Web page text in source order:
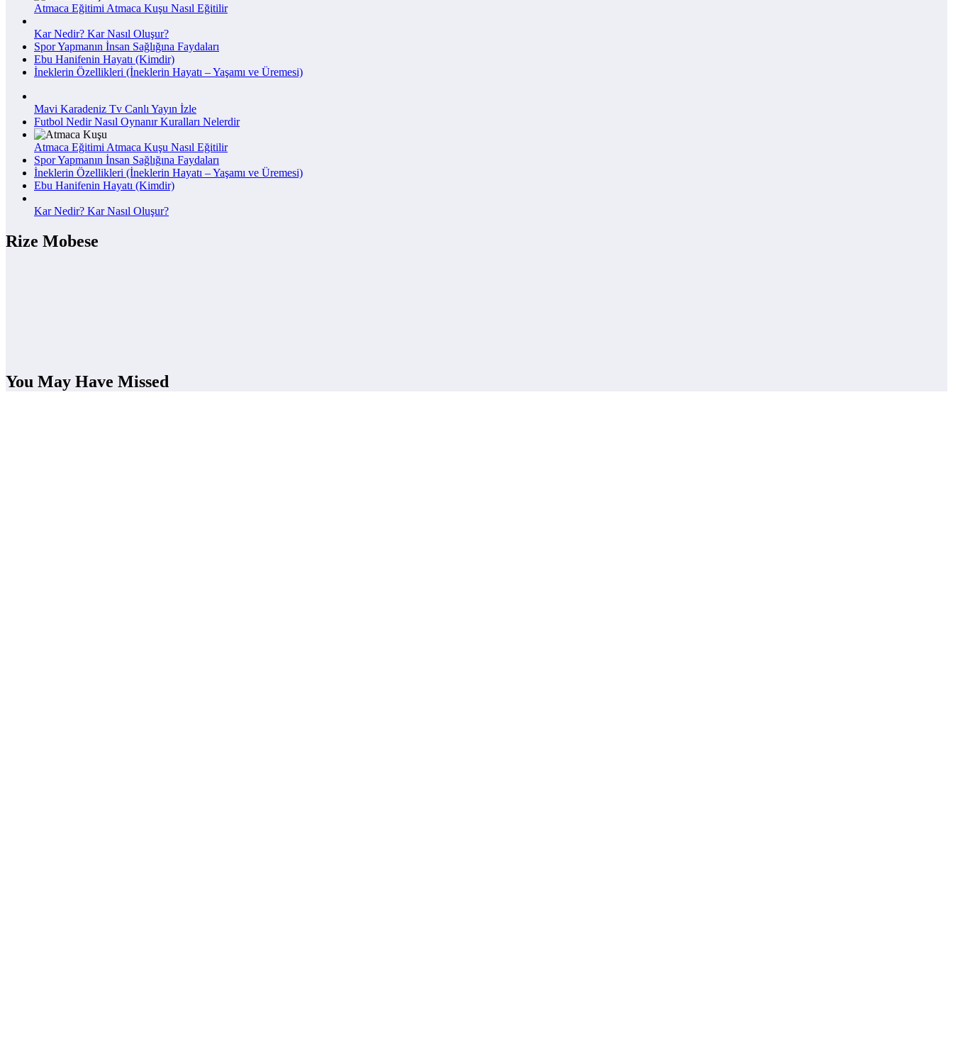
Atmaca Eğitimi Atmaca Kuşu Nasıl Eğitilir
Kar Nedir? Kar Nasıl Oluşur?
Spor Yapmanın İnsan Sağlığına Faydaları
Ebu Hanifenin Hayatı (Kimdir)
İneklerin Özellikleri (İneklerin Hayatı – Yaşamı ve Üremesi)
Mavi Karadeniz Tv Canlı Yayın İzle
Futbol Nedir Nasıl Oynanır Kuralları Nelerdir
Atmaca Eğitimi Atmaca Kuşu Nasıl Eğitilir
Spor Yapmanın İnsan Sağlığına Faydaları
İneklerin Özellikleri (İneklerin Hayatı – Yaşamı ve Üremesi)
Ebu Hanifenin Hayatı (Kimdir)
Kar Nedir? Kar Nasıl Oluşur?
Rize Mobese
You May Have Missed